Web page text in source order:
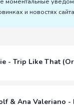
и новостях сайта
- Trip Like That
& Ana Valeriano